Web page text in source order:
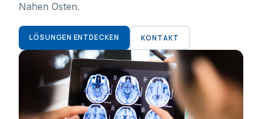
Nahen Osten.
LÖSUNGEN ENTDECKEN KONTAKT